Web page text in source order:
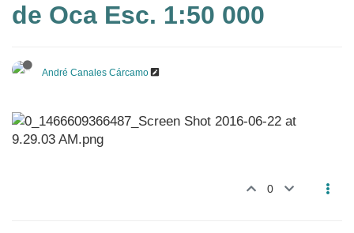
de Oca Esc. 1:50 000
André Canales Cárcamo
0